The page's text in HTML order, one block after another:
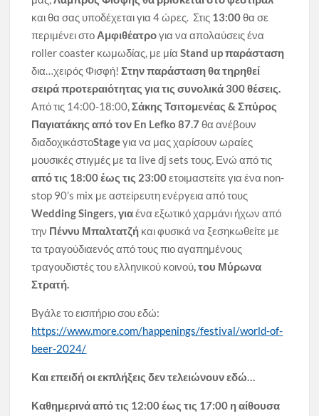
και θα σας υποδέχεται για 4 ώρες. Στις 13:00θα σε
περιμένει στο Αμφιθέατρογια να απολαύσεις ένα
roller coaster κωμωδίας, με μίαStand up παράσταση
δια…χειρός Φισφή!Στην παράσταση θα τηρηθεί
σειρά προτεραιότητας για τις συνολικά 300 θέσεις.
Από τις 14:00-18:00,Σάκης Τσιτομενέας & Σπύρος
Παγιατάκης από τον En Lefko 87.7θα ανέβουν
διαδοχικάστοStageγια να μας χαρίσουν ωραίες
μουσικές στιγμές με τα live dj sets τους. Ενώ από τις
από τις 18:00 έως τις 23:00ετοιμαστείτε για ένα non-
stop 90’s mix με αστείρευτη ενέργεια από τους
WeddingSingers, γιαένα εξωτικό χαρμάνι ήχων από
την Πέννυ Μπαλτατζή και φυσικά να ξεσηκωθείτε με
τα τραγούδιαενός από τους πιο αγαπημένους
τραγουδιστές του ελληνικού κοινού, του Μύρωνα
Στρατή.
Βγάλε το εισιτήριο σου εδώ:
https://www.more.com/happenings/festival/world-of-
beer-2024/
Και επειδή οι εκπλήξεις δεν τελειώνουν εδώ…
Καθημερινά από τις 12:00 έως τις 17:00 η αίθουσα